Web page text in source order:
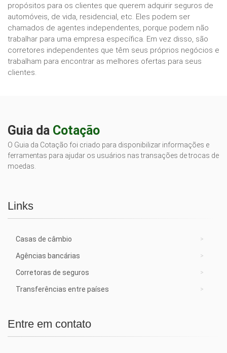
propósitos para os clientes que querem adquirir seguros de
automóveis, de vida, residencial, etc. Eles podem ser
chamados de agentes independentes, porque podem não
trabalhar para uma empresa específica. Em vez disso, são
corretores independentes que têm seus próprios negócios e
trabalham para encontrar as melhores ofertas para seus
clientes.
Guia da Cotação
O Guia da Cotação foi criado para disponibilizar informações e
ferramentas para ajudar os usuários nas transações de trocas de
moedas.
Links
Casas de câmbio
Agências bancárias
Corretoras de seguros
Transferências entre países
Entre em contato